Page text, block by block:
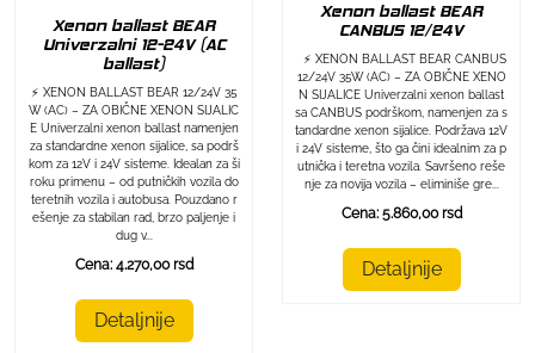
Xenon ballast BEAR
Univerzalni 12-24V (AC
ballast)
⚡ XENON BALLAST BEAR 12/24V 35
W (AC) – ZA OBIČNE XENON SIJALIC
E Univerzalni xenon ballast namenjen
za standardne xenon sijalice, sa podrš
kom za 12V i 24V sisteme. Idealan za ši
roku primenu – od putničkih vozila do
teretnih vozila i autobusa. Pouzdano r
ešenje za stabilan rad, brzo paljenje i
dug v...
Cena: 4.270,00 rsd
Detaljnije
Xenon ballast BEAR
CANBUS 12/24V
⚡ XENON BALLAST BEAR CANBUS
12/24V 35W (AC) – ZA OBIČNE XENO
N SIJALICE Univerzalni xenon ballast
sa CANBUS podrškom, namenjen za s
tandardne xenon sijalice. Podržava 12V
i 24V sisteme, što ga čini idealnim za p
utnička i teretna vozila. Savršeno reše
nje za novija vozila – eliminiše gre...
Cena: 5.860,00 rsd
Detaljnije